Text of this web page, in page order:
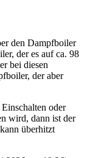
den Dampfboiler
der es auf ca. 98
bei diesen
der aber
oder
wird, dann ist der
überhitzt